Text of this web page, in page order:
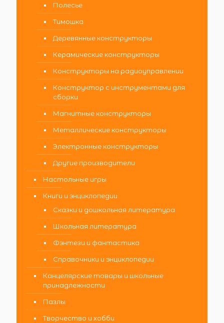
Полесье
Тимошка
Деревянные конструкторы
Керамические конструкторы
Конструкторы на радиоуправлении
Конструктор с инструментами для
сборки
Магнитные конструкторы
Металлические конструкторы
Электронные конструкторы
Другие производители
Настольные игры
Книги и энциклопедии
Сказки и дошкольная литература
Школьная литература
Фэнтези и фантастика
Справочники и энциклопедии
Канцелярские товары и школьные
принадлежности
Пазлы
Творчество и хобби